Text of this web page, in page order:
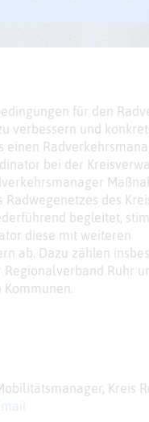
für den
verbessern und
einen
bei der
Radwegenetzes des
begleitet,
diese mit weiteren
ab. Dazu zählen
Regionalverband Ruhr
Kommunen.
Kreis